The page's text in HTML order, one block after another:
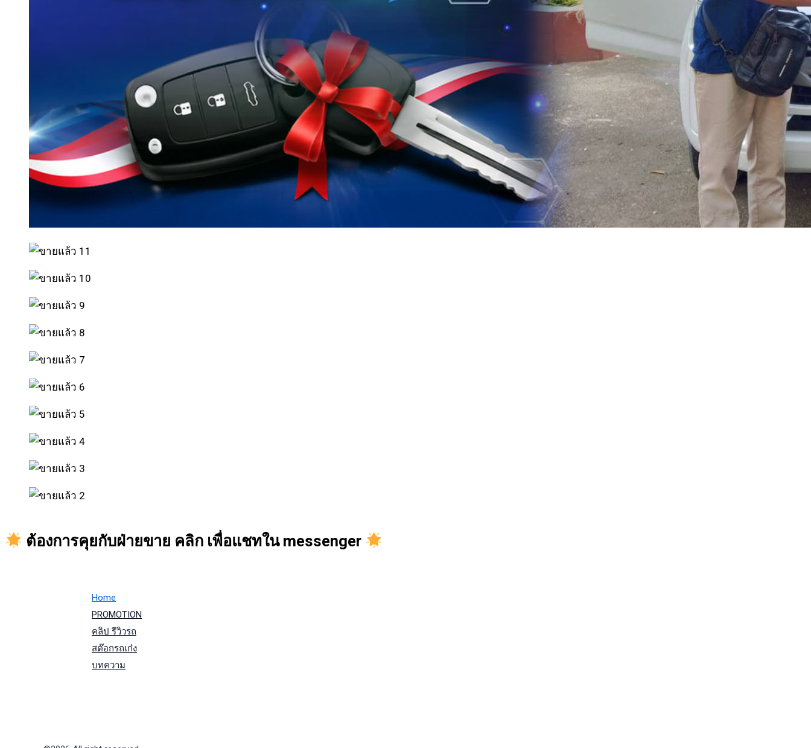
ต้องการคุยกับฝ่ายขาย คลิก เพื่อแชทใน messenger
Home
PROMOTION
คลิป รีวิวรถ
สต๊อกรถเก๋ง
บทความ